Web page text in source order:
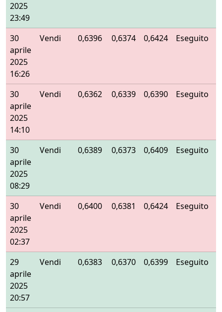
2025
23:49
30
aprile
2025
16:26
Vendi 0,6396 0,6374 0,6424 Eseguito
30
aprile
2025
14:10
Vendi 0,6362 0,6339 0,6390 Eseguito
30
aprile
2025
08:29
Vendi 0,6389 0,6373 0,6409 Eseguito
30
aprile
2025
02:37
Vendi 0,6400 0,6381 0,6424 Eseguito
29
aprile
2025
20:57
Vendi 0,6383 0,6370 0,6399 Eseguito